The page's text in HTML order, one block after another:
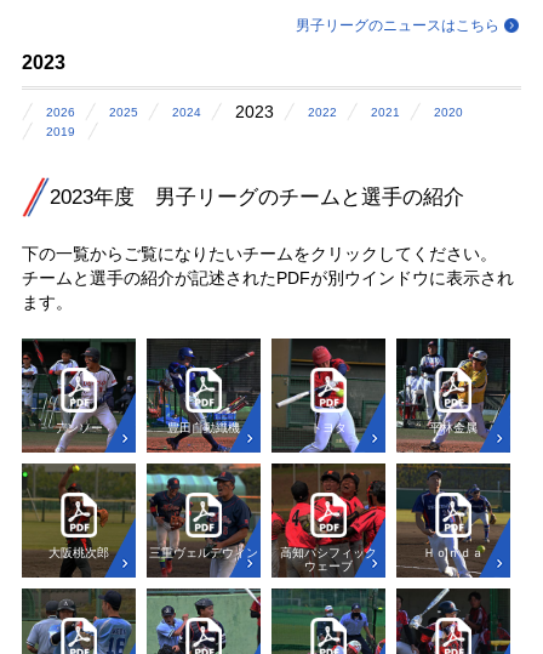
男子リーグのニュースはこちら
2023
2026 2025 2024 2023 2022 2021
2020
2019
2023年度 男子リーグのチームと選手の紹介
下の一覧からご覧になりたいチームをクリックしてください。
チームと選手の紹介が記述されたPDFが別ウインドウに表示され
ます。
デンソー 豊田自動織機 トヨタ 平林金属
大阪桃次郎 三重ヴェルデウィン
高知パシフィック
ウェーブ
Ｈｏｎｄａ